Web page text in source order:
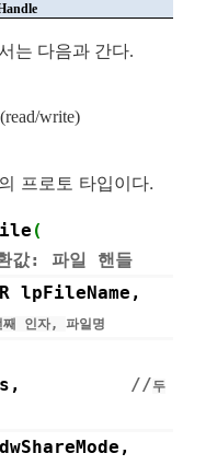
는 다음과 간다.
write)
프로토 타입이다.
(
값: 파일 핸들
째 인자, 파일명
//두